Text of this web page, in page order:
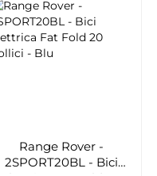
Range Rover -
2SPORT20BL - Bici